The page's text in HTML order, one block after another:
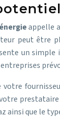
appelle
peut être
un simple
prestataire
ainsi que le